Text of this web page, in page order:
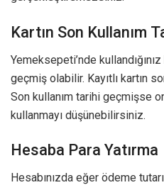
Kartın Son Kullanım
Yemeksepeti’nde
geçmiş olabilir. Kayıtlı kartın
Son kullanım tarihi geçmişse
kullanmayı düşünebilirsiniz.
Hesaba Para Yatırma
Hesabınızda eğer ödeme